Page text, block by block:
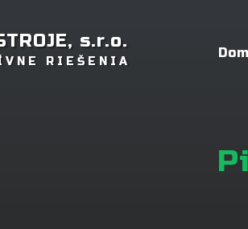
s.r.o.
RIEŠENIA